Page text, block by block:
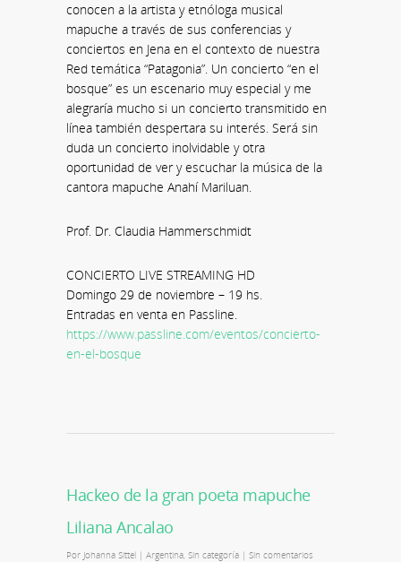
conocen a la artista y etnóloga musical
mapuche a través de sus conferencias y
conciertos en Jena en el contexto de nuestra
Red temática “Patagonia”. Un concierto “en el
bosque” es un escenario muy especial y me
alegraría mucho si un concierto transmitido en
línea también despertara su interés. Será sin
duda un concierto inolvidable y otra
oportunidad de ver y escuchar la música de la
cantora mapuche Anahí Mariluan.
Prof. Dr. Claudia Hammerschmidt
CONCIERTO LIVE STREAMING HD
Domingo 29 de noviembre – 19 hs.
Entradas en venta en Passline.
https://www.passline.com/eventos/concierto-
en-el-bosque
Hackeo de la gran poeta mapuche
Liliana Ancalao
Por Johanna Sittel | Argentina, Sin categoría | Sin comentarios